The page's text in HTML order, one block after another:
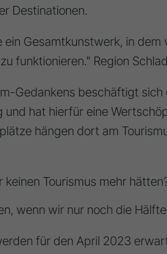
Destinationen.
ein Gesamtkunstwerk, in
funktionieren." Region
Gedankens beschäftigt
und hat hierfür eine
hängen dort am
keinen Tourismus mehr
wenn wir nur noch die
für den April 2023